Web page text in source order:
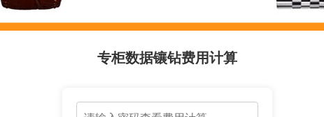
专柜数据镶钻费用计算